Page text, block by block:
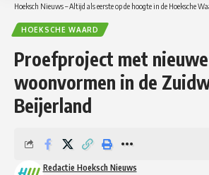
Hoeksch Nieuws – Altijd als eerste op de hoogte in de Hoeksche
HOEKSCHE WAARD
Proefproject met nieuwe
woonvormen in de
Beijerland
Redactie Hoeksch Nieuws